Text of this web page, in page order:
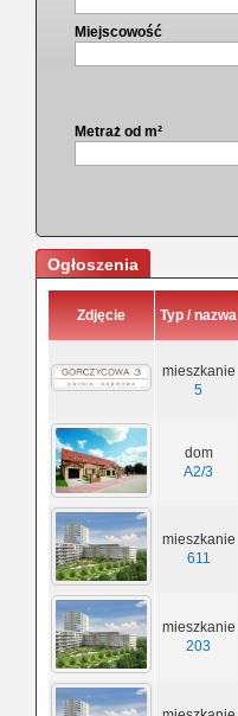
Miejscowość
Metraż od m²
Ogłoszenia
Zdjęcie Typ / nazwa
mieszkanie
5
dom
A2/3
mieszkanie
611
mieszkanie
203